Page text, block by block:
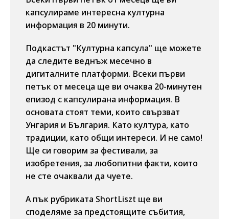
капсулираме интересна културна
информация в 20 минути.
Подкастът "Културна капсула" ще можете
да следите веднъж месечно в
дигиталните платформи. Всеки първи
петък от месеца ще ви очаква 20-минутен
епизод с капсулирана информация. В
основата стоят теми, които свързват
Унгария и България. Като култура, като
традиции, като общи интереси. И не само!
Ще си говорим за фестивали, за
изобретения, за любопитни факти, които
не сте очаквали да чуете.
А пък рубриката ShortLiszt ще ви
споделяме за предстоящите събития,